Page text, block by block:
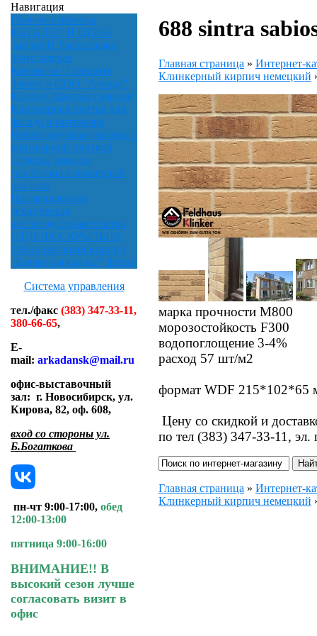
Навигация
Главная страница
КАТАЛОГ И ЦЕНЫ
Акции И Распродажи
Фотогалерея
Контакты / Оставить
Заявку в ООО "Аркада"
Кирпич Красная гвардия
Клинкерная плитка для
фасада и интерьера
Вентилируемые фасады с
клинкерной плиткой
Отделка дома из
газобетона клинкерной
плиткой
Промышленная
техническая
кислотоупорная плитка
ОТДЕЛКА КРЫЛЬЦА
Облицовочный кирпич
"Баварская кладка" флэш
Система управления
тел./факс (383) 347-33-11,
380-66-65,
E-
mail: arkadansk@mail.ru
офис-выставочный
зал: г. Новосибирск, ул.
Кирова, 82, оф. 608,
вход со стороны ул.
Б.Богаткова
пн-чт 9:00-17:00, обед
12:00-13:00
пятница 9:00-16:00
ВНИМАНИЕ!! В
высокий сезон лучше
согласовать визит в
офис
688 sintra
Главная страница » Интернет-
Клинкерный кирпич немецкий
марка прочности М800
морозостойкость F300
водопоглощение 3-4%
расход 57 шт/м2
формат WDF 215*102*65
Цену со скидкой и
по тел (383) 347-33-11, эл.
Главная страница » Интернет-
Клинкерный кирпич немецкий